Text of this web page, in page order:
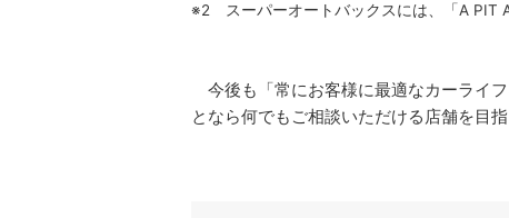
※2 スーパーオートバックスには、「A PIT
今後も「常にお客様に最適なカーライ
となら何でもご相談いただける店舗を目指